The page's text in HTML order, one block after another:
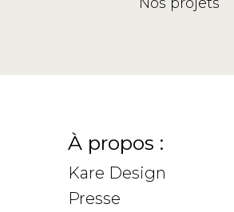
À propos :
Kare Design
Presse